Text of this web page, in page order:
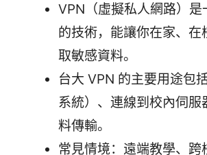
VPN（虛擬私人網路）
的技術，能讓你在家、
取敏感資料。
台大 VPN 的主要用途包
系統）、連線到校內伺
料傳輸。
常見情境：遠端教學、